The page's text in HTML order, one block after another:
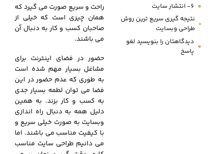
6- انتشار سایت
نتیجه گیری سریع ترین روش
طراحی وبسایت
دیدگاهتان را بنویسید لغو
پاسخ
راحت و سریع صورت می گیرد که
همان چیزی است که خیلی از
صاحبان کسب و کار به دنبال آن
می باشند.
حضور در فضای اینترنت برای
مشاغل بسیار مهم شده است
به طوری که عدم حضور در این
فضا می توان لطمه بسیار جدی
به کسب و کار بزند. به همین
دلیل همه به دنبال راه اندازی
وبسایت به صورت خیلی سریع و
با کیفیت مناسب می باشند. اما
می دانیم طراحی سایت مناسب